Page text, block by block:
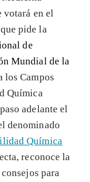
votará en el
pide la
de
Mundial de la
los Campos
Química
adelante el
denominado
Química
reconoce la
para